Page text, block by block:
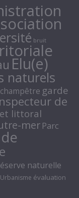
bruit
Elu(e)
naturels
garde
de
littoral
mer Parc
naturelle
Urbanisme évaluation